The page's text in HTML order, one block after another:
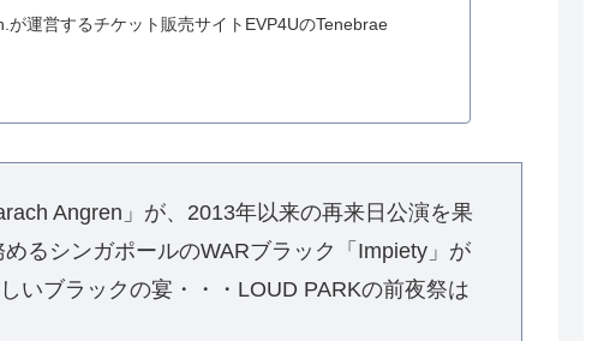
が運営するチケット販売サイトEVP4UのTenebrae
Angren」が、2013年以来の再来日公演を果
るシンガポールのWARブラック「Impiety」が
いブラックの宴・・・LOUD PARKの前夜祭は